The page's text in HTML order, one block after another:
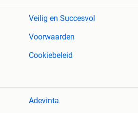
Veilig en Succesvol
Voorwaarden
Cookiebeleid
Adevinta